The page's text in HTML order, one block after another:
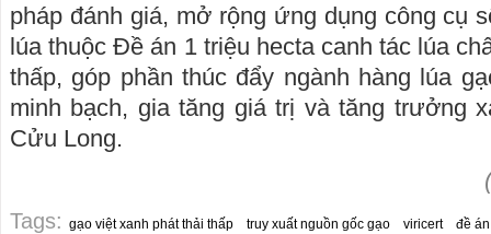
pháp đánh giá, mở rộng ứng dụng công cụ
lúa thuộc Đề án 1 triệu hecta canh tác lúa
thấp, góp phần thúc đẩy ngành hàng lúa
minh bạch, gia tăng giá trị và tăng trưởng
Cửu Long.
Tags: gạo việt xanh phát thải thấp truy xuất nguồn gốc gạo viricert đề